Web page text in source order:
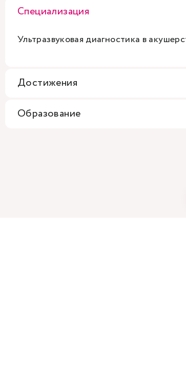
Специализация
Ультразвуковая диагностика в
Достижения
Образование